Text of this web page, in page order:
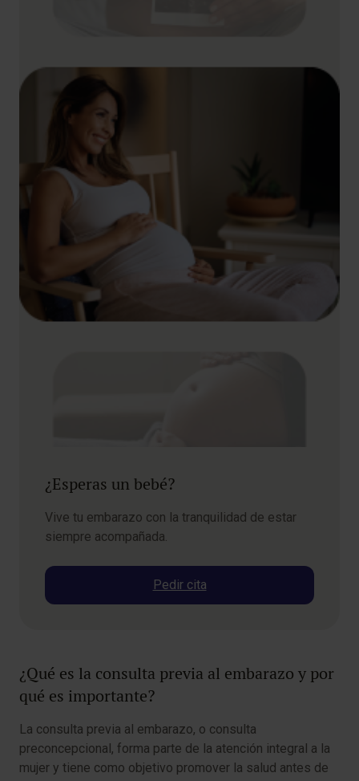
¿Esperas un bebé?
Vive tu embarazo con la tranquilidad de estar
siempre acompañada.
Pedir cita
¿Qué es la consulta previa al embarazo y por
qué es importante?
La consulta previa al embarazo, o consulta
preconcepcional, forma parte de la atención integral a la
mujer y tiene como objetivo promover la salud antes de